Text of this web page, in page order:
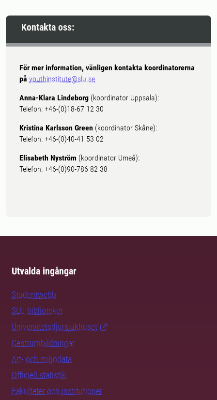
Kontakta oss:
För mer information, vänligen kontakta koordinatorerna
på youthinstitute@slu.se
Anna-Klara Lindeborg (koordinator Uppsala):
Telefon: +46-(0)18-67 12 30
Kristina Karlsson Green (koordinator Skåne):
Telefon: +46-(0)40-41 53 02
Elisabeth Nyström (koordinator Umeå):
Telefon: +46-(0)90-786 82 38
Utvalda ingångar
Studentwebb
SLU-biblioteket
Universitetsdjursjukhuset
Centrumbildningar
Art- och miljödata
Officiell statistik
Fakulteter och institutioner